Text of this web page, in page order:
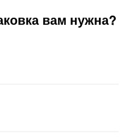
вам нужна?